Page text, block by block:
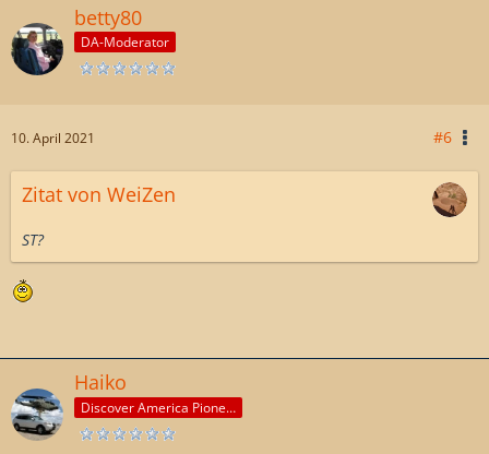
betty80
DA-Moderator
10. April 2021 #6
Zitat von WeiZen
ST?
Haiko
Discover America Pioneer